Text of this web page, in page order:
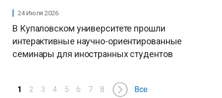
24 Июля 2026
В Купаловском университете прошли
интерактивные научно-ориентированные
семинары для иностранных студентов
1 2 3 4 5 6 7 8 Все